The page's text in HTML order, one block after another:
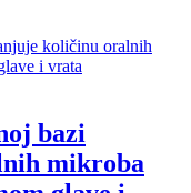
bazi
mikroba